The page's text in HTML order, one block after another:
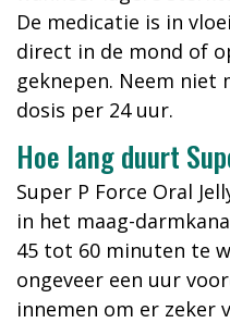
De medicatie is in
direct in de mond of
geknepen. Neem
dosis per 24 uur.
Hoe lang duurt
Super P Force Oral
in het maag-
45 tot 60 minuten te
ongeveer een uur
innemen om er zeker